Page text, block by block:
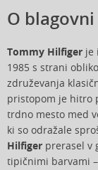
O
Tommy Hilfiger je
1985 s strani
združevanja
pristopom je hitro
trdno mesto med
ki so odražale
Hilfiger prerasel v
tipičnimi barvami